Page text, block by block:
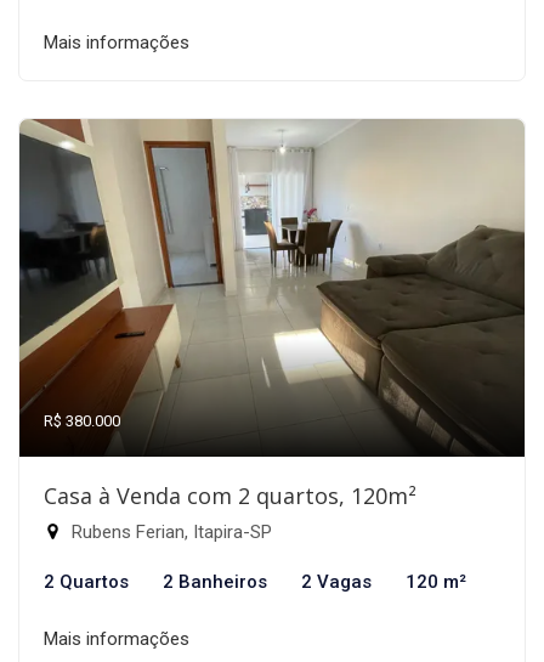
Mais informações
R$ 380.000
Casa à Venda com 2 quartos, 120m²
Rubens Ferian, Itapira-SP
2 Quartos 2 Banheiros 2 Vagas 120 m²
Mais informações